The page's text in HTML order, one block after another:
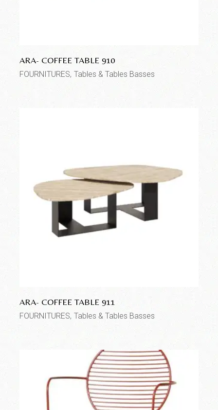
ARA- COFFEE TABLE 910
FOURNITURES Tables & Tables Basses
ARA- COFFEE TABLE 911
FOURNITURES Tables & Tables Basses